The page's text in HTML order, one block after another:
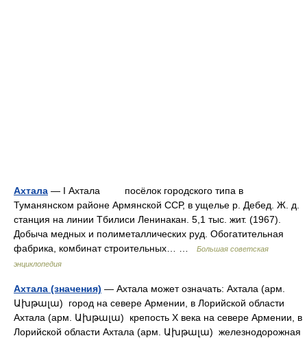
Ахтала — I Ахтала посёлок городского типа в
Туманянском районе Армянской ССР, в ущелье р. Дебед. Ж. д.
станция на линии Тбилиси Ленинакан. 5,1 тыс. жит. (1967).
Добыча медных и полиметаллических руд. Обогатительная
фабрика, комбинат строительных… …
Большая советская
энциклопедия
Ахтала (значения) — Ахтала может означать: Ахтала (арм.
Ախթալա) город на севере Армении, в Лорийской области
Ахтала (арм. Ախթալա) крепость X века на севере Армении, в
Лорийской области Ахтала (арм. Ախթալա) железнодорожная